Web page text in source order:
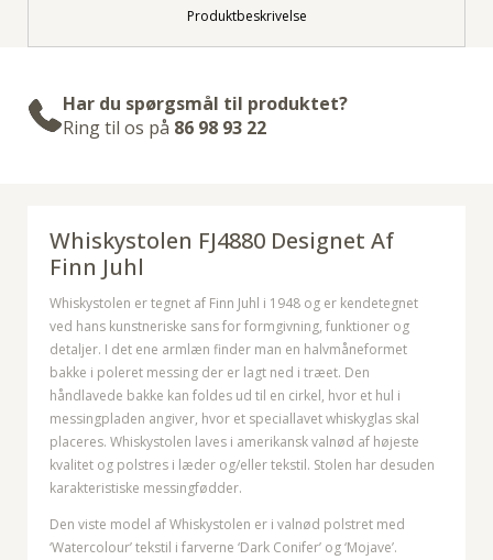
Produktbeskrivelse
Har du spørgsmål til produktet?
Ring til os på 86 98 93 22
Whiskystolen FJ4880 Designet Af
Finn Juhl
Whiskystolen er tegnet af Finn Juhl i 1948 og er kendetegnet
ved hans kunstneriske sans for formgivning, funktioner og
detaljer. I det ene armlæn finder man en halvmåneformet
bakke i poleret messing der er lagt ned i træet. Den
håndlavede bakke kan foldes ud til en cirkel, hvor et hul i
messingpladen angiver, hvor et speciallavet whiskyglas skal
placeres. Whiskystolen laves i amerikansk valnød af højeste
kvalitet og polstres i læder og/eller tekstil. Stolen har desuden
karakteristiske messingfødder.
Den viste model af Whiskystolen er i valnød polstret med
‘Watercolour’ tekstil i farverne ‘Dark Conifer’ og ‘Mojave’.